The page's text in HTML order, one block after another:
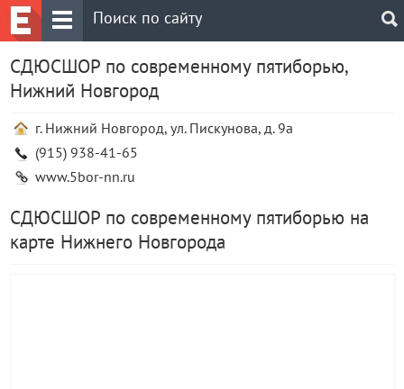
СДЮСШОР по современному пятиборью,
Нижний Новгород
г. Нижний Новгород, ул. Пискунова, д. 9а
(915) 938-41-65
www.5bor-nn.ru
СДЮСШОР по современному пятиборью на
карте Нижнего Новгорода